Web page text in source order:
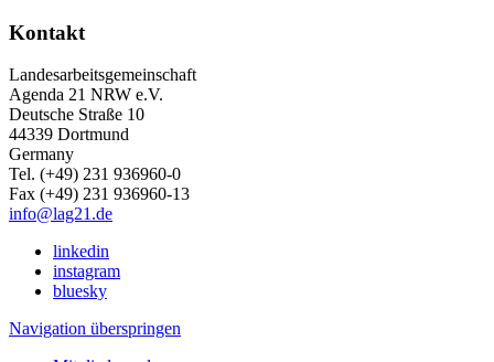
Kontakt
Landesarbeitsgemeinschaft
Agenda 21 NRW e.V.
Deutsche Straße 10
44339 Dortmund
Germany
Tel. (+49) 231 936960-0
Fax (+49) 231 936960-13
info@lag21.de
linkedin
instagram
bluesky
Navigation überspringen